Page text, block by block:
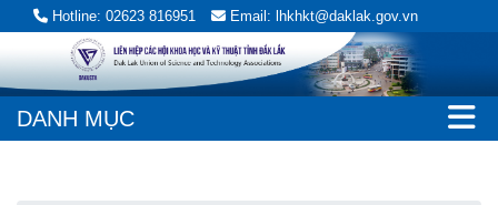
Hotline: 02623 816951 Email: lhkhkt@daklak.gov.vn
DANH MỤC